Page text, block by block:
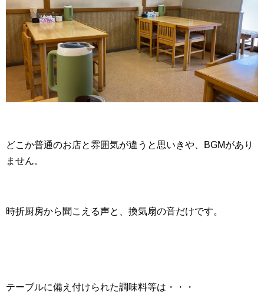
どこか普通のお店と雰囲気が違うと思いきや、BGMがあり
ません。
時折厨房から聞こえる声と、換気扇の音だけです。
テーブルに備え付けられた調味料等は・・・